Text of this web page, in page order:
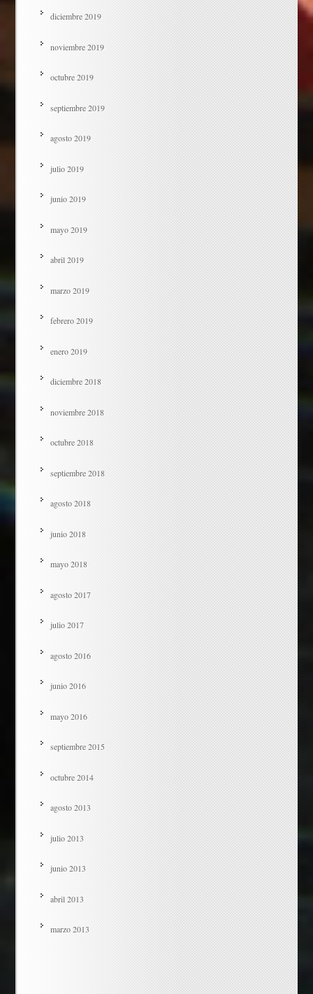
diciembre 2019
noviembre 2019
octubre 2019
septiembre 2019
agosto 2019
julio 2019
junio 2019
mayo 2019
abril 2019
marzo 2019
febrero 2019
enero 2019
diciembre 2018
noviembre 2018
octubre 2018
septiembre 2018
agosto 2018
junio 2018
mayo 2018
agosto 2017
julio 2017
agosto 2016
junio 2016
mayo 2016
septiembre 2015
octubre 2014
agosto 2013
julio 2013
junio 2013
abril 2013
marzo 2013